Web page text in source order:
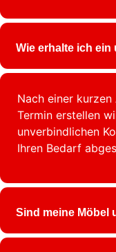
Wie erhalte ich
Nach einer
Termin erstellen
unverbindlichen
Ihren Bedarf
Sind meine Möbel